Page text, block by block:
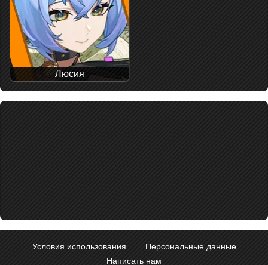
Люсия
Условия использования
Персональные данные
Написать нам